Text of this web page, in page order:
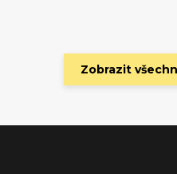
Zobrazit